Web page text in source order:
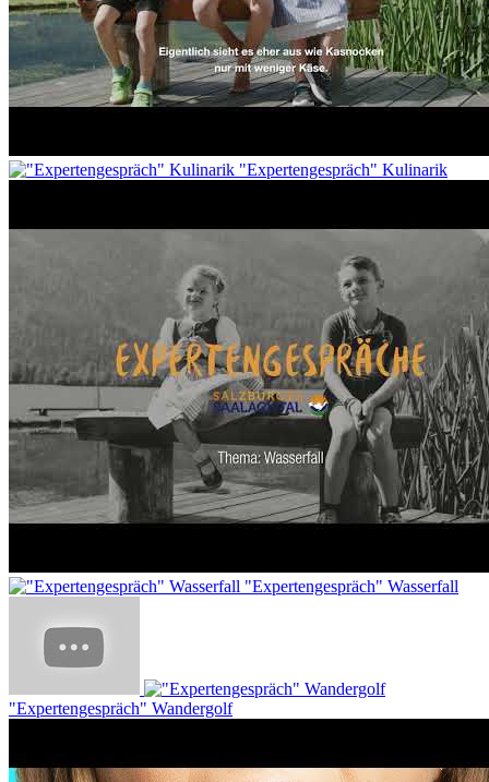
"Expertengespräch" Kulinarik
"Expertengespräch" Wasserfall
"Expertengespräch" Wandergolf